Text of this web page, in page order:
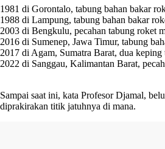
1981 di Gorontalo, tabung bahan bakar
1988 di Lampung, tabung bahan bakar
2003 di Bengkulu, pecahan tabung roket
2016 di Sumenep, Jawa Timur, tabung
2017 di Agam, Sumatra Barat, dua
2022 di Sanggau, Kalimantan Barat,
Sampai saat ini, kata Profesor Djamal,
diprakirakan titik jatuhnya di mana.